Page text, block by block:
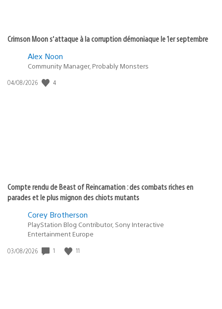
Crimson Moon s’attaque à la corruption démoniaque le 1er septembre
Alex Noon
Community Manager, Probably Monsters
Date
04/08/2026 4
Compte rendu de Beast of Reincarnation : des combats riches en
parades et le plus mignon des chiots mutants
Corey Brotherson
PlayStation Blog Contributor, Sony Interactive
Entertainment Europe
Date
03/08/2026 1 11